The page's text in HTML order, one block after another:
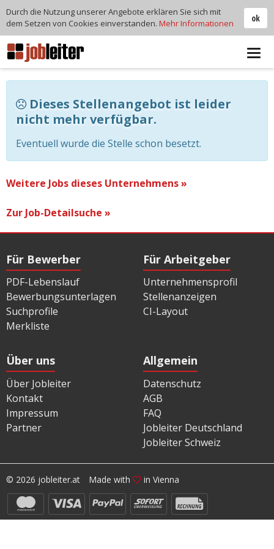
Dieses Stellenangebot ist leider
nicht mehr verfügbar.
Eventuell wurde die Stelle schon besetzt.
Weitere Jobs dieses Unternehmens »
Zur Job-Detailsuche »
Für Bewerber
PDF-Lebenslauf
Bewerbungsunterlagen
Suchprofile
Merkliste
Für Arbeitgeber
Unternehmensprofil
Stellenanzeigen
CI-Layout
Über uns
Über Jobleiter
Kontakt
Impressum
Partner
Allgemein
Datenschutz
AGB
FAQ
Jobleiter Deutschland
Jobleiter Schweiz
© 2026 jobleiter.at Made with in Vienna
ok
Durch die Nutzung unserer Angebote erklären Sie sich mit
dem Setzen von Cookies einverstanden. Mehr Informationen